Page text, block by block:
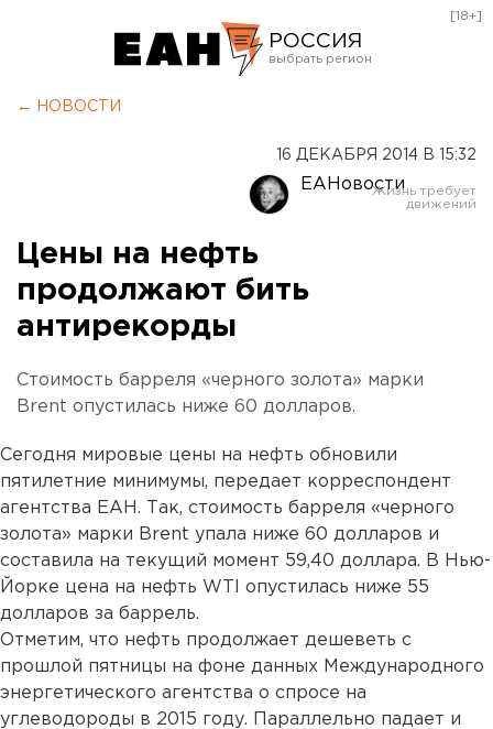
РОССИЯ
Оренбург
[18+]
← НОВОСТИ
16 ДЕКАБРЯ 2014 В 15:32
ЕАНовости
Цены на нефть
продолжают бить
антирекорды
Стоимость барреля «черного золота» марки
Brent опустилась ниже 60 долларов.
Сегодня мировые цены на нефть обновили
пятилетние минимумы, передает корреспондент
агентства ЕАН. Так, стоимость барреля «черного
золота» марки Brent упала ниже 60 долларов и
составила на текущий момент 59,40 доллара. В Нью-
Йорке цена на нефть WTI опустилась ниже 55
долларов за баррель.
Отметим, что нефть продолжает дешеветь с
прошлой пятницы на фоне данных Международного
энергетического агентства о спросе на
углеводороды в 2015 году. Параллельно падает и